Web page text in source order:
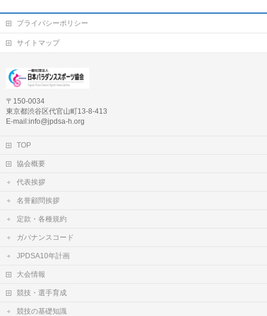
プライバシーポリシー
サイトマップ
〒150-0034
東京都渋谷区代官山町13-8-413
E-mail:info@jpdsa-h.org
TOP
協会概要
代表挨拶
名誉顧問挨拶
定款・各種規約
ガバナンスコード
JPDSA10年計画
大会情報
競技・選手育成
競技の基礎知識